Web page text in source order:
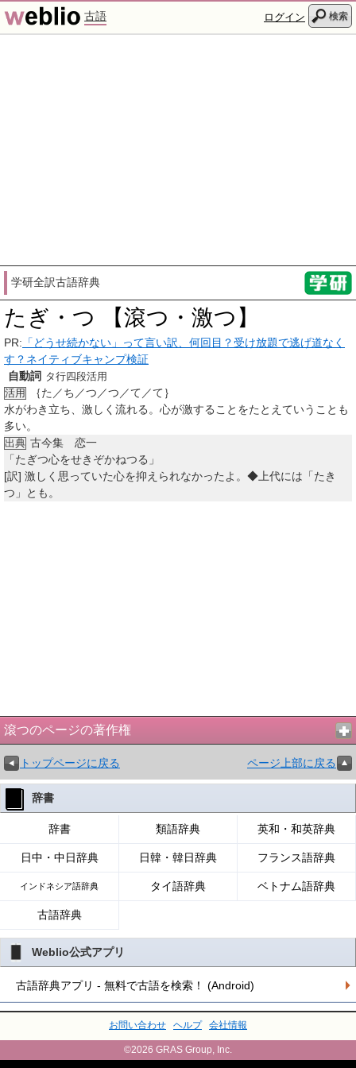
古語 ログイン 検索
学研全訳古語辞典
たぎ・つ 【滾つ・激つ】
PR: 「どうせ続かない」って言い訳、何回目？受け放題で逃げ道なく
す？ネイティブキャンプ検証
自動詞 タ行四段活用
活用
｛た／ち／つ／つ／て／て｝
水がわき立ち、激しく流れる。心が激することをたとえていうことも
多い。
出典 古今集 恋一
「たぎつ心をせきぞかねつる」
[訳] 激しく思っていた心を抑えられなかったよ。◆上代には「たき
つ」とも。
滾つのページの著作権
トップページに戻る ページ上部に戻る
辞書
辞書 類語辞典 英和・和英辞典
日中・中日辞典 日韓・韓日辞典 フランス語辞典
インドネシア語辞典 タイ語辞典 ベトナム語辞典
古語辞典
Weblio公式アプリ
古語辞典アプリ - 無料で古語を検索！ (Android)
お問い合わせ ヘルプ 会社情報
©2026 GRAS Group, Inc.